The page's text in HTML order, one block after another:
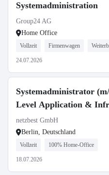
Systemadministration
Group24 AG
Home Office
Vollzeit Firmenwagen
24.07.2026
Systemadministrator
Level Application &
netzbest GmbH
Berlin, Deutschland
Vollzeit 100% Home-Office
18.07.2026